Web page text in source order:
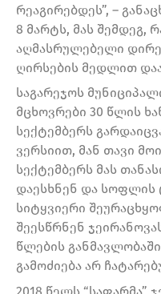
რეაგირებდეს”, –
8 მარტს, მას შემდეგ,
აღმასრულებელი
ღირსების მედლით
საგარეჯოს
მცხოვრები 30 წლის
სექტემბერს
ვერსიით, მან თავი
სექტემბერს მას
დაესხნენ და სოფლის
სიტყვიერი
შეესწრნენ
წლების
გამოძიება არ